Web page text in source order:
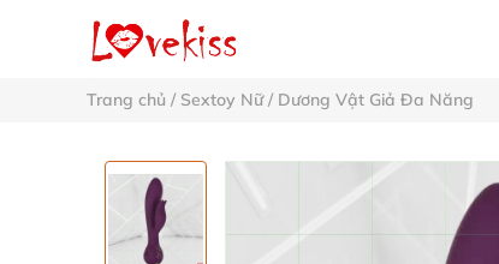
Trang chủ / Sextoy Nữ/ Dương Vật Giả Đa Năng